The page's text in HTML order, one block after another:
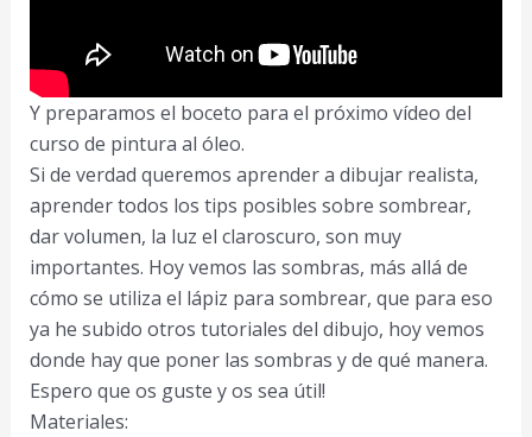
Y preparamos el boceto para el próximo vídeo del
curso de pintura al óleo.
Si de verdad queremos aprender a dibujar realista,
aprender todos los tips posibles sobre sombrear,
dar volumen, la luz el claroscuro, son muy
importantes. Hoy vemos las sombras, más allá de
cómo se utiliza el lápiz para sombrear, que para eso
ya he subido otros tutoriales del dibujo, hoy vemos
donde hay que poner las sombras y de qué manera.
Espero que os guste y os sea útil!
Materiales: